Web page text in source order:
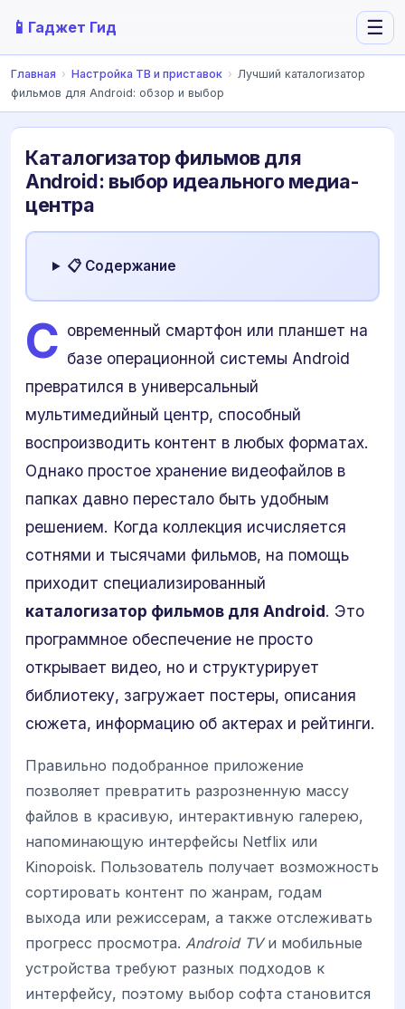
📱 Гаджет Гид ☰
Главная › Настройка ТВ и приставок › Лучший каталогизатор
фильмов для Android: обзор и выбор
Каталогизатор фильмов для
Android: выбор идеального медиа-
центра
📋 Содержание
С овременный смартфон или планшет на
базе операционной системы Android
превратился в универсальный
мультимедийный центр, способный
воспроизводить контент в любых форматах.
Однако простое хранение видеофайлов в
папках давно перестало быть удобным
решением. Когда коллекция исчисляется
сотнями и тысячами фильмов, на помощь
приходит специализированный
каталогизатор фильмов для Android. Это
программное обеспечение не просто
открывает видео, но и структурирует
библиотеку, загружает постеры, описания
сюжета, информацию об актерах и рейтинги.
Правильно подобранное приложение
позволяет превратить разрозненную массу
файлов в красивую, интерактивную галерею,
напоминающую интерфейсы Netflix или
Kinopoisk. Пользователь получает возможность
сортировать контент по жанрам, годам
выхода или режиссерам, а также отслеживать
прогресс просмотра. Android TVи мобильные
устройства требуют разных подходов к
интерфейсу, поэтому выбор софта становится